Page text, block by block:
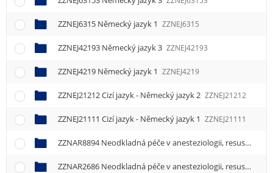
ZZNEJ6315 Německý jazyk 1 ZZNEJ6315
ZZNEJ42193 Německý jazyk 3 ZZNEJ42193
ZZNEJ4219 Německý jazyk 1 ZZNEJ4219
ZZNEJ21212 Cizí jazyk - Německý jazyk 2 ZZNEJ21212
ZZNEJ21111 Cizí jazyk - Německý jazyk 1 ZZNEJ21111
ZZNAR8894 Neodkladná péče v anesteziologii, resuscitaci a intenzivní péči
ZZNAR2686 Neodkladná péče v anesteziologii, resuscitaci a intenzivní péči